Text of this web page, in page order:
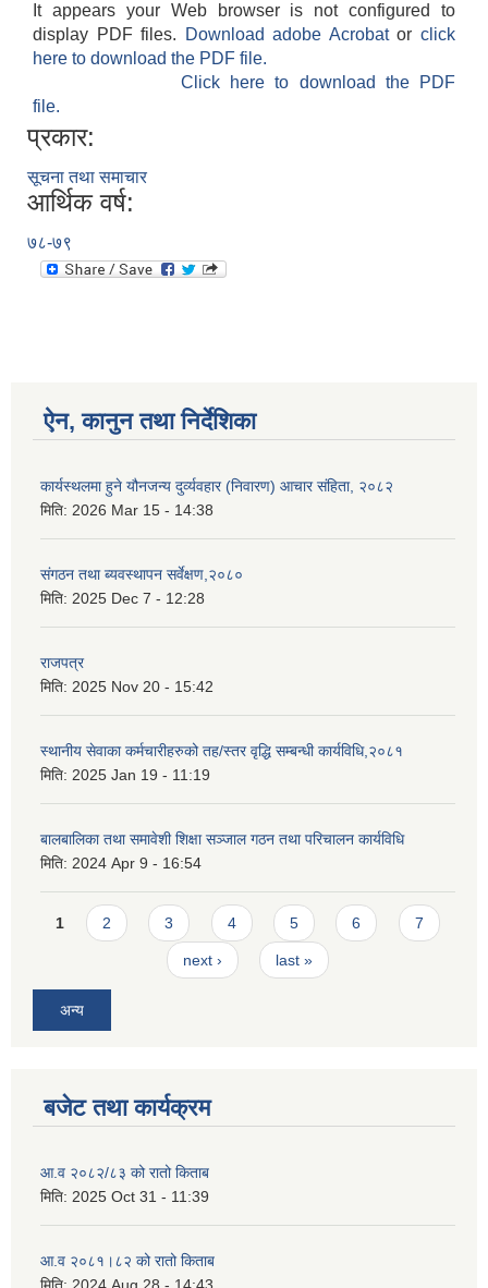
It appears your Web browser is not configured to
display PDF files.
Download adobe Acrobatorclick
here to download the PDF file.
Click here to download the PDF
file.
प्रकार:
सूचना तथा समाचार
आर्थिक वर्ष:
७८-७९
ऐन, कानुन तथा निर्देशिका
कार्यस्थलमा हुने यौनजन्य दुर्व्यवहार (निवारण) आचार संहिता, २०८२
मिति: 2026 Mar 15 - 14:38
संगठन तथा ब्यवस्थापन सर्वेक्षण,२०८०
मिति: 2025 Dec 7 - 12:28
राजपत्र
मिति: 2025 Nov 20 - 15:42
स्थानीय सेवाका कर्मचारीहरुको तह/स्तर वृद्धि सम्बन्धी कार्यविधि,२०८१
मिति: 2025 Jan 19 - 11:19
बालबालिका तथा समावेशी शिक्षा सञ्जाल गठन तथा परिचालन कार्यविधि
मिति: 2024 Apr 9 - 16:54
Pages
1 2 3 4 5 6 7
next › last »
अन्य
बजेट तथा कार्यक्रम
आ.व २०८२/८३ को रातो किताब
मिति: 2025 Oct 31 - 11:39
आ.व २०८१।८२ को रातो किताब